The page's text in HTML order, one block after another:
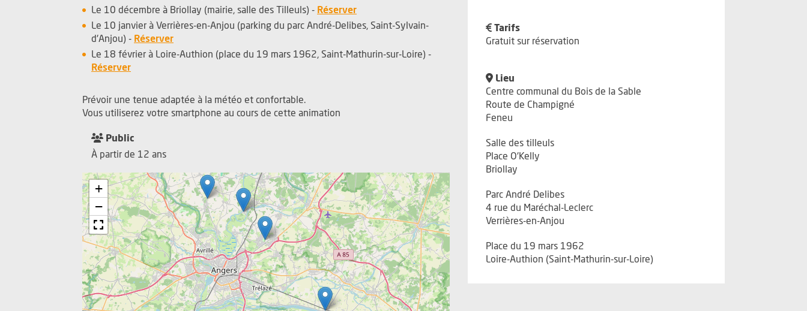
Le 10 décembre à Briollay (mairie, salle des Tilleuls) - Réserver, Ouvre une nouvelle fenêtre
Le 10 janvier à Verrières-en-Anjou (parking du parc André-Delibes, Saint-Sylvain-
d'Anjou) - Réserver, Ouvre une nouvelle fenêtre
Le 18 février à Loire-Authion (place du 19 mars 1962, Saint-Mathurin-sur-Loire) -
Réserver, Ouvre une nouvelle fenêtre
Prévoir une tenue adaptée à la météo et confortable.
Vous utiliserez votre smartphone au cours de cette animation
Public
À partir de 12 ans
+
−
Tarifs
Gratuit sur réservation
Lieu
Centre communal du Bois de la Sable
Route de Champigné
Feneu
Salle des tilleuls
Place O'Kelly
Briollay
Parc André Delibes
4 rue du Maréchal-Leclerc
Verrières-en-Anjou
Place du 19 mars 1962
Loire-Authion (Saint-Mathurin-sur-Loire)